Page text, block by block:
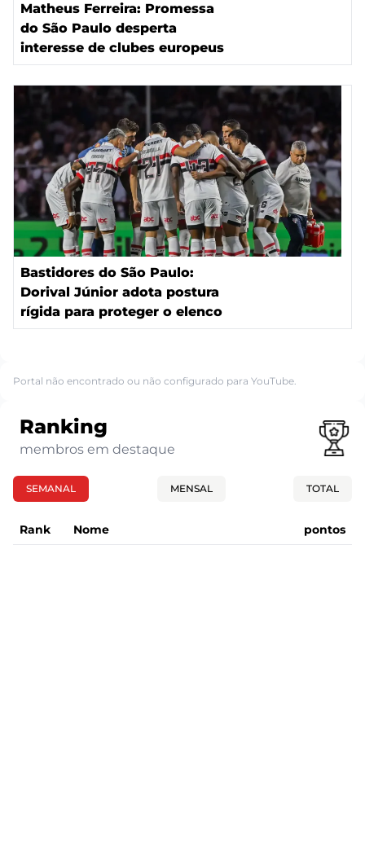
Matheus Ferreira: Promessa
do São Paulo desperta
interesse de clubes europeus
Bastidores do São Paulo:
Dorival Júnior adota postura
rígida para proteger o elenco
Portal não encontrado ou não configurado para YouTube.
Ranking
membros em destaque
SEMANAL MENSAL TOTAL
Rank Nome pontos